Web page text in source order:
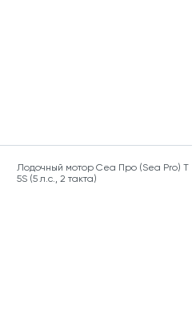
Лодочный мотор Сеа Про (Sea Pro) Т
5S (5 л.с., 2 такта)